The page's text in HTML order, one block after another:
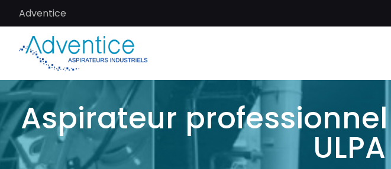
Adventice
Aspirateur professionnel
ULPA